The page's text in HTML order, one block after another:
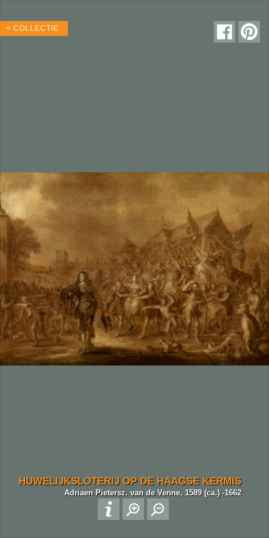
HUWELIJKSLOTERIJ OP DE HAAGSE KERMIS
Adriaen Pietersz. van de Venne, 1589 (ca.) -1662
< COLLECTIE